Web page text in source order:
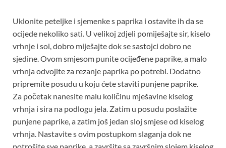
Uklonite peteljke i sjemenke s paprika i ostavite ih da se
ocijede nekoliko sati. U velikoj zdjeli pomiješajte sir, kiselo
vrhnje i sol, dobro miješajte dok se sastojci dobro ne
sjedine. Ovom smjesom punite ocijeđene paprike, a malo
vrhnja odvojite za rezanje paprika po potrebi. Dodatno
pripremite posudu u koju ćete staviti punjene paprike.
Za početak nanesite malu količinu mješavine kiselog
vrhnja i sira na podlogu jela. Zatim u posudu poslažite
punjene paprike, a zatim još jedan sloj smjese od kiselog
vrhnja. Nastavite s ovim postupkom slaganja dok ne